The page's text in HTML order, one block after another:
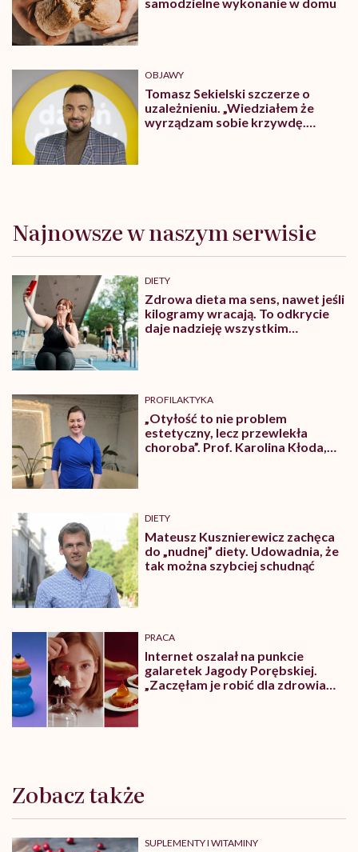
OBJAWY
Tomasz Sekielski szczerze o
uzależnieniu. „Wiedziałem że
wyrządzam sobie krzywdę.
Najnowsze w naszym serwisie
DIETY
Zdrowa dieta ma sens, nawet jeśli
kilogramy wracają. To odkrycie
daje nadzieję wszystkim
PROFILAKTYKA
„Otyłość to nie problem
estetyczny, lecz przewlekła
choroba”. Prof. Karolina Kłoda,
DIETY
Mateusz Kusznierewicz zachęca
do „nudnej” diety. Udowadnia, że
tak można szybciej schudnąć
PRACA
Internet oszalał na punkcie
galaretek Jagody Porębskiej.
„Zaczęłam je robić dla zdrowia
Zobacz także
SUPLEMENTY I WITAMINY